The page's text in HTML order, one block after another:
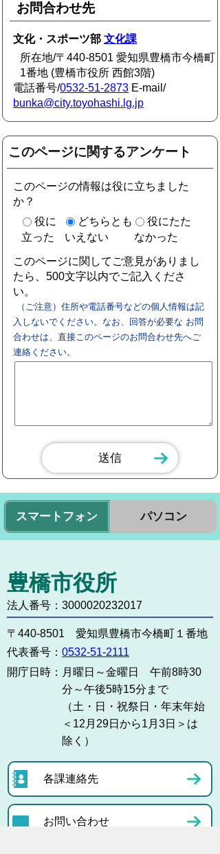
お問合わせ先
文化・スポーツ部文化課
所在地/〒440-8501 愛知県豊橋市今橋町
1番地 (豊橋市役所 西館3階)
電話番号/0532-51-2873 E-mail/
bunka@city.toyohashi.lg.jp
このページに関するアンケート
このページの情報は役に立ちました
か？
役に
立った
どちらとも
いえない
役にたた
なかった
このページに関してご意見がありまし
たら、500文字以内でご記入くださ
い。
（ご注意）住所や電話番号などの個人情報は記
入しないでください。なお、回答が必要な お問
合わせは、直接このページのお問合わせ先へご
連絡ください。
スマートフォン パソコン
豊橋市役所
法人番号：3000020232017
〒440-8501 愛知県豊橋市今橋町１番地
代表番号： 0532-51-2111
開庁日時： 月曜日～金曜日 午前8時30
分～午後5時15分まで
（土・日・祝祭日・年末年始
＜12月29日から1月3日＞は
除く）
各課連絡先
お問い合わせ